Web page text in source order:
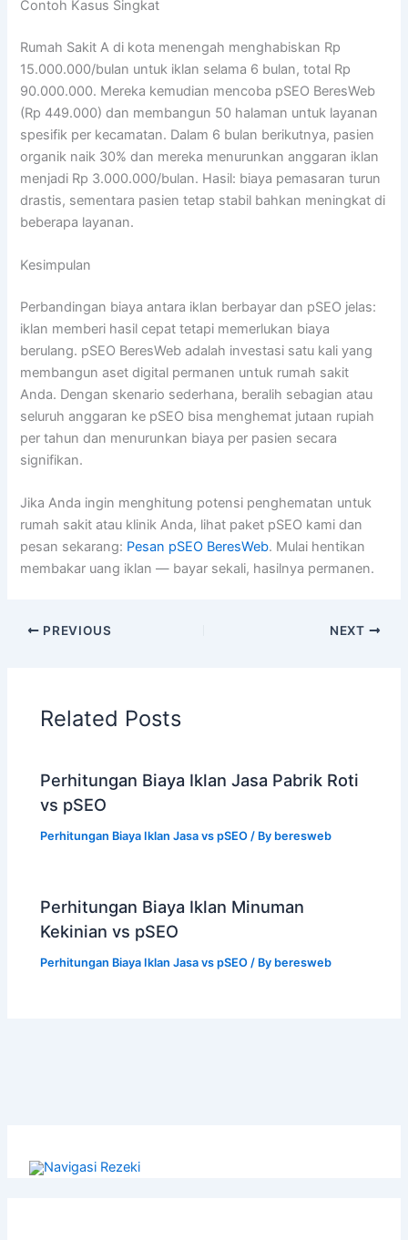
Contoh Kasus Singkat
Rumah Sakit A di kota menengah menghabiskan Rp
15.000.000/bulan untuk iklan selama 6 bulan, total Rp
90.000.000. Mereka kemudian mencoba pSEO BeresWeb
(Rp 449.000) dan membangun 50 halaman untuk layanan
spesifik per kecamatan. Dalam 6 bulan berikutnya, pasien
organik naik 30% dan mereka menurunkan anggaran iklan
menjadi Rp 3.000.000/bulan. Hasil: biaya pemasaran turun
drastis, sementara pasien tetap stabil bahkan meningkat di
beberapa layanan.
Kesimpulan
Perbandingan biaya antara iklan berbayar dan pSEO jelas:
iklan memberi hasil cepat tetapi memerlukan biaya
berulang. pSEO BeresWeb adalah investasi satu kali yang
membangun aset digital permanen untuk rumah sakit
Anda. Dengan skenario sederhana, beralih sebagian atau
seluruh anggaran ke pSEO bisa menghemat jutaan rupiah
per tahun dan menurunkan biaya per pasien secara
signifikan.
Jika Anda ingin menghitung potensi penghematan untuk
rumah sakit atau klinik Anda, lihat paket pSEO kami dan
pesan sekarang: Pesan pSEO BeresWeb. Mulai hentikan
membakar uang iklan — bayar sekali, hasilnya permanen.
PREVIOUS NEXT
Related Posts
Perhitungan Biaya Iklan Jasa Pabrik Roti
vs pSEO
Perhitungan Biaya Iklan Jasa vs pSEO / By beresweb
Perhitungan Biaya Iklan Minuman
Kekinian vs pSEO
Perhitungan Biaya Iklan Jasa vs pSEO / By beresweb